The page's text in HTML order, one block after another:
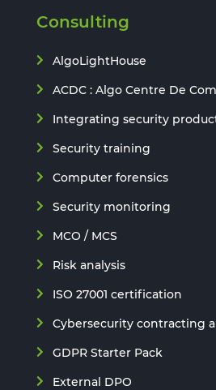
Consulting
AlgoLightHouse
ACDC : Algo Centre De
Integrating security
Security training
Computer forensics
Security monitoring
MCO / MCS
Risk analysis
ISO 27001 certification
Cybersecurity contracting
GDPR Starter Pack
External DPO